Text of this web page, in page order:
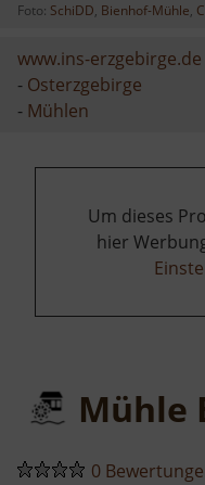
Foto: SchiDD, Bienhof-Mühle,
www.ins-erzgebirge.de
- Osterzgebirge
- Mühlen
Um dieses
hier
Mühle
0